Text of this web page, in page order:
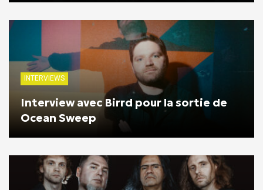
INTERVIEWS
Interview avec Birrd pour la sortie de
Ocean Sweep